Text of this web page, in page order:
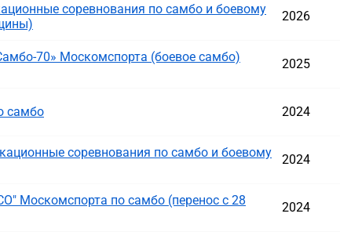
соревнования по самбо и боевому
2026
70» Москомспорта (боевое самбо)
2025
самбо 2024
соревнования по самбо и боевому
2024
Москомспорта по самбо (перенос с 28
2024